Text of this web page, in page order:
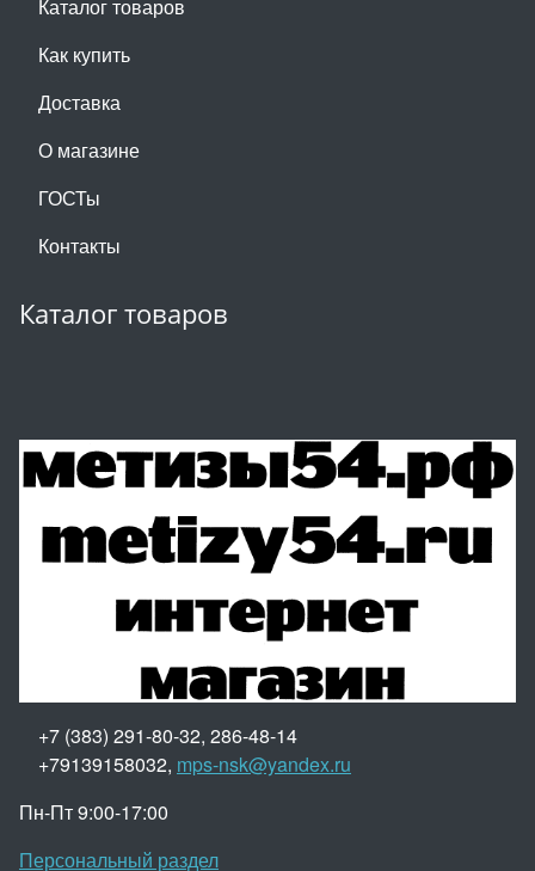
Каталог товаров
Как купить
Доставка
О магазине
ГОСТы
Контакты
Каталог товаров
+7 (383) 291-80-32, 286-48-14
+79139158032, mps-nsk@yandex.ru
Пн-Пт 9:00-17:00
Персональный раздел